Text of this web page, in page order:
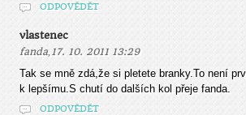
ODPOVĚDĚT
vlastenec
fanda, 17. 10. 2011 13:29
Tak se mně zdá,že si pletete branky.To není
k lepšímu.S chutí do dalších kol přeje fanda.
ODPOVĚDĚT